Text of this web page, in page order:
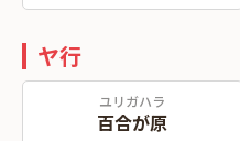
ヤ行
ユリガハラ
百合が原